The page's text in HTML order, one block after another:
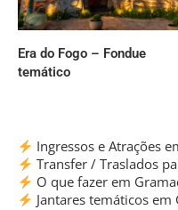
Era do Fogo – Fondue
temático
Ingressos e Atrações
Transfer / Traslados
O que fazer em
Jantares temáticos em